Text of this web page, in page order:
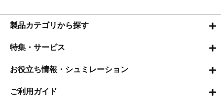
製品カテゴリから探す
特集・サービス
お役立ち情報・シュミレーション
ご利用ガイド